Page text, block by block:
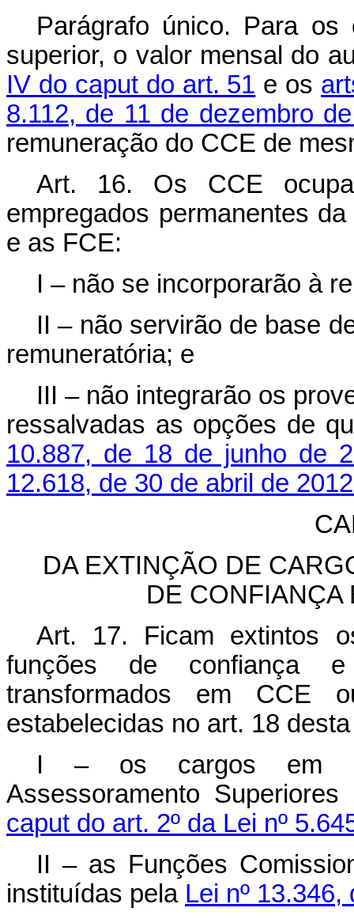
Parágrafo único. Para
superior, o valor mensal do
IV do caputdo art. 51 e os
8.112, de 11 de dezembro
remuneração do CCE de
Art. 16. Os CCE
empregados permanentes
e as FCE:
I – não se incorporarão à
II – não servirão de base
remuneratória; e
III – não integrarão os
ressalvadas as opções de
10.887, de 18 de junho de
12.618, de 30 de abril de
DA EXTINÇÃO DE
DE CONFIANÇA
Art. 17.
Ficam extintos
funções de confiança
transformados em CCE
estabelecidas no art. 18
I – os cargos em
Assessoramento
caput do art. 2º da Lei nº
II – as Funções
instituídas pela Lei nº